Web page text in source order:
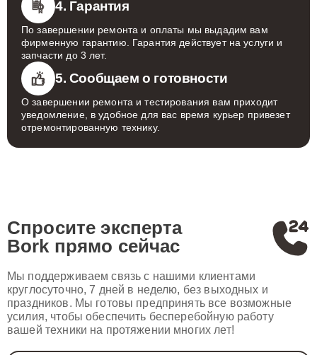
4. Гарантия
По завершении ремонта и оплаты мы выдадим вам
фирменную гарантию. Гарантия действует на услуги и
запчасти до 3 лет.
5. Сообщаем о готовности
О завершении ремонта и тестирования вам приходит
уведомление, в удобное для вас время курьер привезет
отремонтированную технику.
Спросите эксперта
Bork прямо сейчас
Мы поддерживаем связь с нашими клиентами
круглосуточно, 7 дней в неделю, без выходных и
праздников. Мы готовы предпринять все возможные
усилия, чтобы обеспечить бесперебойную работу
вашей техники на протяжении многих лет!